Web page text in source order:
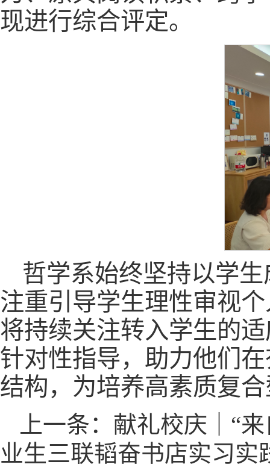
现进行综合评定。
哲学系始终坚持以学
注重引导学生理性审视
将持续关注转入学生的
针对性指导，助力他们
结构，为培养高素质复
上一条：献礼校庆｜“
业生三联韬奋书店实习实